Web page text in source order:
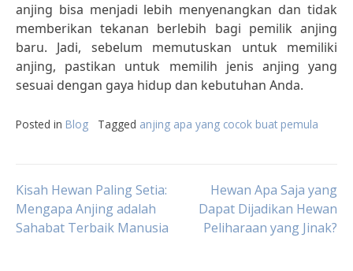
anjing bisa menjadi lebih menyenangkan dan tidak
memberikan tekanan berlebih bagi pemilik anjing
baru. Jadi, sebelum memutuskan untuk memiliki
anjing, pastikan untuk memilih jenis anjing yang
sesuai dengan gaya hidup dan kebutuhan Anda.
Posted in Blog Tagged anjing apa yang cocok buat pemula
Post
navigation
Kisah Hewan Paling Setia:
Mengapa Anjing adalah
Sahabat Terbaik Manusia
Hewan Apa Saja yang
Dapat Dijadikan Hewan
Peliharaan yang Jinak?